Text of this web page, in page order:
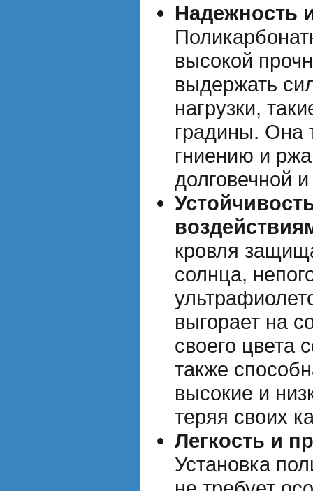
Надежность
высокой
выдержать
нагрузки,
градины. Она
гниению и
долговечной
кровля
солнца,
выгорает на
своего цвета
также
высокие и
теряя своих
Легкость и
Установка